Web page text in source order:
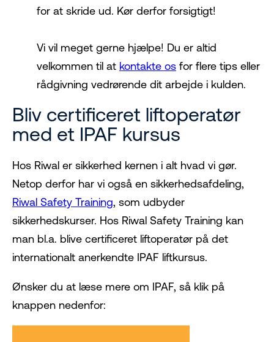
for at skride ud. Kør derfor forsigtigt!
Vi vil meget gerne hjælpe! Du er altid
velkommen til at kontakte os for flere tips eller
rådgivning vedrørende dit arbejde i kulden.
Bliv certificeret liftoperatør
med et IPAF kursus
Hos Riwal er sikkerhed kernen i alt hvad vi gør.
Netop derfor har vi også en sikkerhedsafdeling,
Riwal Safety Training, som udbyder
sikkerhedskurser. Hos Riwal Safety Training kan
man bl.a. blive certificeret liftoperatør på det
internationalt anerkendte IPAF liftkursus.
Ønsker du at læse mere om IPAF, så klik på
knappen nedenfor: